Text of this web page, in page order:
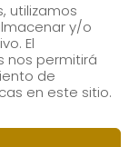
utilizamos
y/o
El
nos permitirá
de
en este sitio.
our news by